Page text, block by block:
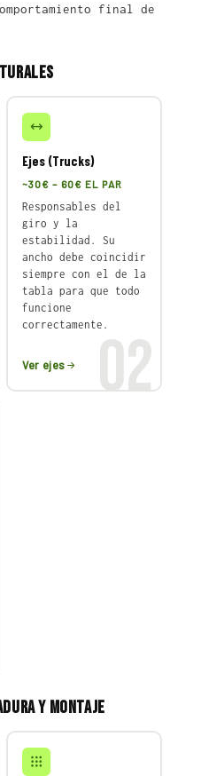
final de
02
Ejes (Trucks)
~30€ – 60€ EL PAR
Responsables del
giro y la
estabilidad. Su
ancho debe coincidir
siempre con el de la
tabla para que todo
funcione
correctamente.
Ver ejes
y montaje